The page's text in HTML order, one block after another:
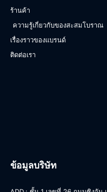
ร้านค้า
ความรู้เกี่ยวกับของสะสมโบราณ
เรื่องราวของแบรนด์
ติดต่อเรา
ข้อมูลบริษัท